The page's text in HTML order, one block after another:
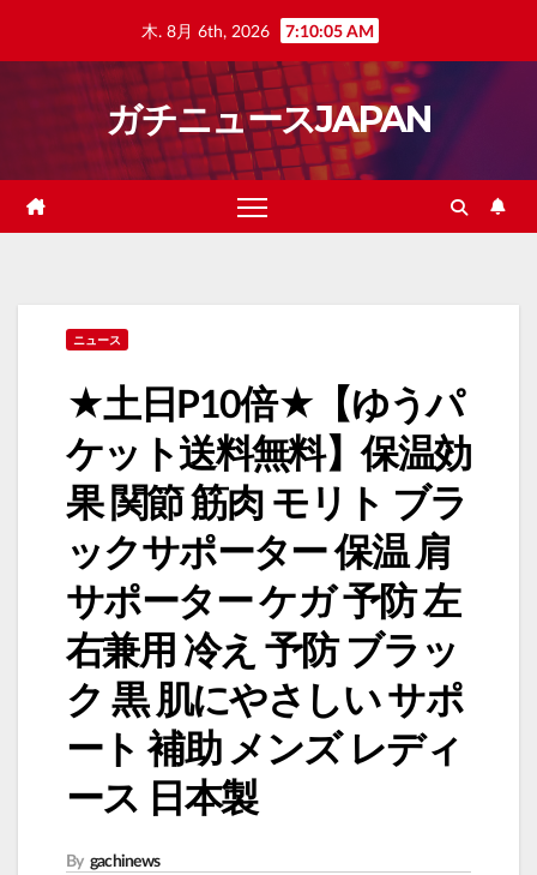
木. 8月 6th, 2026 7:10:06 AM
ガチニュースJAPAN
ニュース
★土日P10倍★【ゆうパ
ケット送料無料】保温効
果 関節 筋肉 モリト ブラ
ックサポーター 保温 肩
サポーター ケガ 予防 左
右兼用 冷え 予防 ブラッ
ク 黒 肌にやさしい サポ
ート 補助 メンズ レディ
ース 日本製
By gachinews